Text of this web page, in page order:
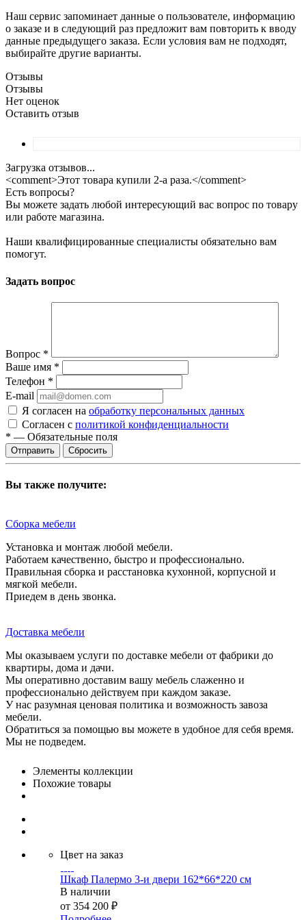
Наш сервис запоминает данные о пользователе, информацию
о заказе и в следующий раз предложит вам повторить к вводу
данные предыдущего заказа. Если условия вам не подходят,
выбирайте другие варианты.
Отзывы
Отзывы
Нет оценок
Оставить отзыв
Загрузка отзывов...
<comment>Этот товара купили 2-а раза.</comment>
Есть вопросы?
Вы можете задать любой интересующий вас вопрос по товару
или работе магазина.
Наши квалифицированные специалисты обязательно вам
помогут.
Задать вопрос
Вопрос *
Ваше имя *
Телефон *
E-mail
Я согласен на обработку персональных данных
Согласен с политикой конфиденциальности
* — Обязательные поля
Сбросить
Вы также получите:
Сборка мебели
Установка и монтаж любой мебели.
Работаем качественно, быстро и профессионально.
Правильная сборка и расстановка кухонной, корпусной и
мягкой мебели.
Приедем в день звонка.
Доставка мебели
Мы оказываем услуги по доставке мебели от фабрики до
квартиры, дома и дачи.
Мы оперативно доставим вашу мебель слаженно и
профессионально действуем при каждом заказе.
У нас разумная ценовая политика и возможность завоза
мебели.
Обратиться за помощью вы можете в удобное для себя время.
Мы не подведем.
Элементы коллекции
Похожие товары
Цвет на заказ
Шкаф Палермо 3-и двери 162*66*220 см
В наличии
от 354 200 ₽